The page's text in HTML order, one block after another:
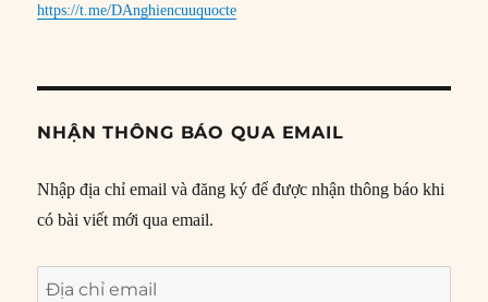
https://t.me/DAnghiencuuquocte
NHẬN THÔNG BÁO QUA EMAIL
Nhập địa chỉ email và đăng ký để được nhận thông báo khi
có bài viết mới qua email.
Địa